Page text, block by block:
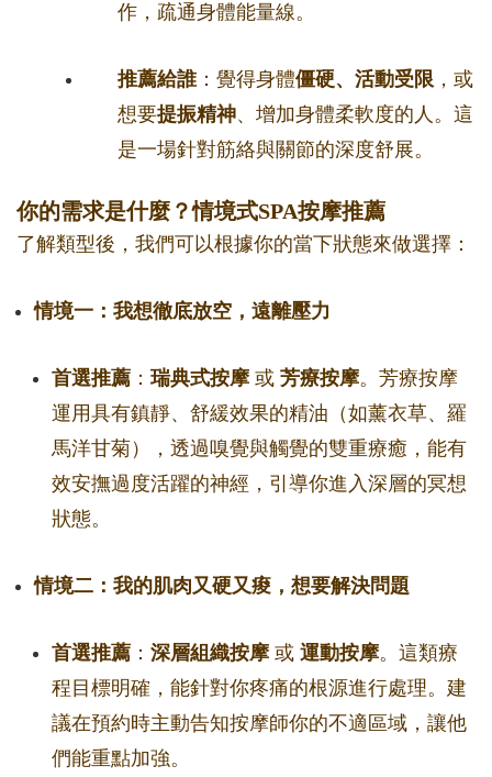
作，疏通身體能量線。
推薦給誰：覺得身體僵硬、活動受限 ，或
想要提振精神、增加身體柔軟度的人。這
是一場針對筋絡與關節的深度舒展。
你的需求是什麼？情境式SPA按摩推薦
了解類型後，我們可以根據你的當下狀態來做選擇：
情境一：我想徹底放空，遠離壓力
首選推薦 ： 瑞典式按摩或 芳療按摩。芳療按摩
運用具有鎮靜、舒緩效果的精油（如薰衣草、羅
馬洋甘菊），透過嗅覺與觸覺的雙重療癒，能有
效安撫過度活躍的神經，引導你進入深層的冥想
狀態。
情境二：我的肌肉又硬又痠，想要解決問題
首選推薦 ： 深層組織按摩或 運動按摩。這類療
程目標明確，能針對你疼痛的根源進行處理。建
議在預約時主動告知按摩師你的不適區域，讓他
們能重點加強。